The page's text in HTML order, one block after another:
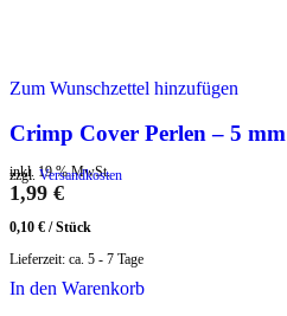
Zum Wunschzettel hinzufügen
Crimp Cover Perlen – 5 mm
inkl. 19 % MwSt.
zzgl. Versandkosten
1,99 €
0,10 € /Stück
Lieferzeit: ca. 5 - 7 Tage
In den Warenkorb